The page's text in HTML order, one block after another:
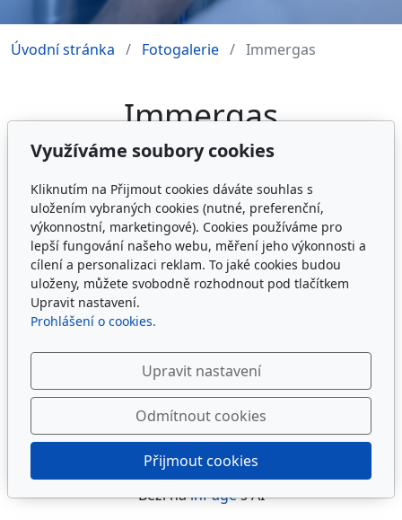
Úvodní stránka Fotogalerie Immergas
Immergas
© 2026
Běží nainPages AI
Využíváme soubory cookies
Kliknutím na Přijmout cookies dáváte souhlas s
uložením vybraných cookies (nutné, preferenční,
výkonnostní, marketingové). Cookies používáme pro
lepší fungování našeho webu, měření jeho výkonnosti a
cílení a personalizaci reklam. To jaké cookies budou
uloženy, můžete svobodně rozhodnout pod tlačítkem
Upravit nastavení.
Prohlášení o cookies.
Upravit nastavení
Odmítnout cookies
Přijmout cookies